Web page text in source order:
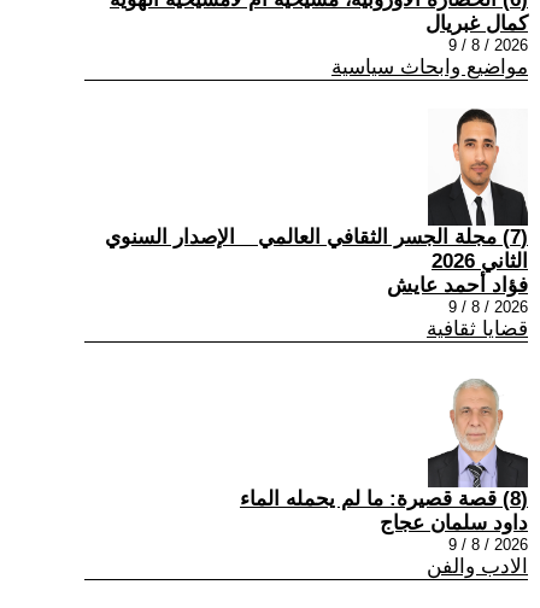
كمال غبريال
2026 / 8 / 9
مواضيع وابحاث سياسية
(7) مجلة الجسر الثقافي العالمي _ الإصدار السنوي
الثاني 2026
فؤاد أحمد عايش
2026 / 8 / 9
قضايا ثقافية
(8) قصة قصيرة: ما لم يحمله الماء
داود سلمان عجاج
2026 / 8 / 9
الادب والفن